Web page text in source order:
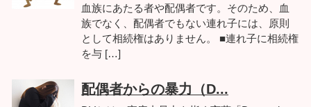
血族にあたる者や配偶者です。そのため、血
族でなく、配偶者でもない連れ子には、原則
として相続権はありません。 ■連れ子に相続権
を与 […]
配偶者からの暴力（D...